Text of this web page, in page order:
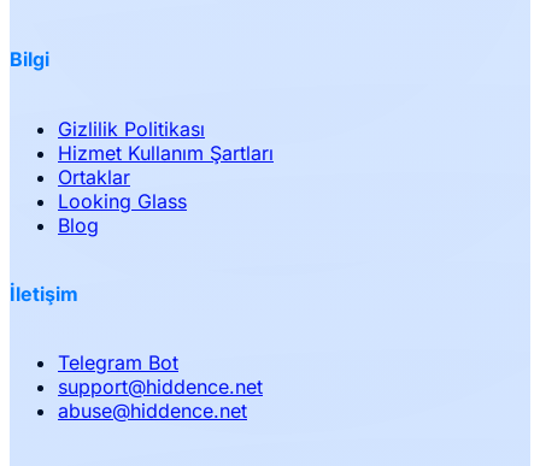
Bilgi
Gizlilik Politikası
Hizmet Kullanım Şartları
Ortaklar
Looking Glass
Blog
İletişim
Telegram Bot
support@hiddence.net
abuse@hiddence.net